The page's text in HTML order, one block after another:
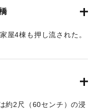
屋4棟も押し流された。
約2尺（60センチ）の浸